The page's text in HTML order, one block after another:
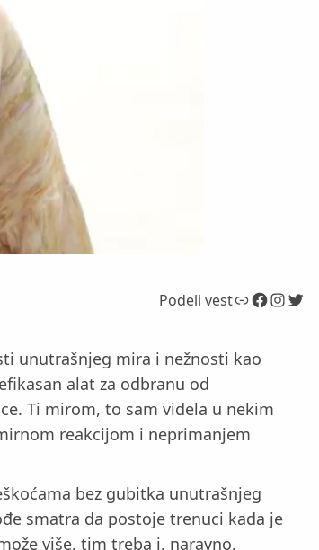
Podeli vestLink Facebook InstagramTwitter
unutrašnjeg mira i nežnosti kao
alat za odbranu od
Ti mirom, to sam videla u nekim
reakcijom i neprimanjem
bez gubitka unutrašnjeg
smatra da postoje trenuci kada je
više, tim treba i, naravno,